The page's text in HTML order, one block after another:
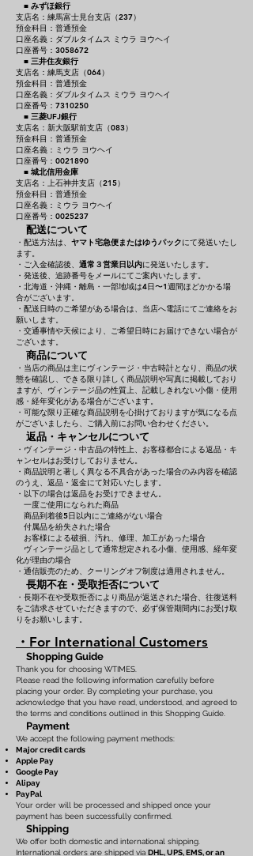
■ みずほ銀行
支店名：練馬富士見台支店（237）
預金科目：普通預金
口座名義：ダブルタイムス ミウラ ヨウヘイ
口座番号：3058672
■ 三井住友銀行
支店名：練馬支店（064）
預金科目：普通預金
口座名義：ダブルタイムス ミウラ ヨウヘイ
口座番号：7310250
■ 三菱UFJ銀行
支店名：新大阪駅前支店（083）
預金科目：普通預金
口座名義：ミウラ ヨウヘイ
口座番号：0021890
■ 城北信用金庫
支店名：上石神井支店（215）
預金科目：普通預金
口座名義：ミウラ ヨウヘイ
口座番号：0025237
配送について
・配送方法は、 ヤマト宅急便またはゆうパックにて発送いたし
ます。
・ご入金確認後、 通常３営業日以内に発送いたします。
・発送後、追跡番号をメールにてご案内いたします。
・北海道・沖縄・離島・一部地域は4日〜1週間ほどかかる場
合がございます。
・配送日時のご希望がある場合は、当店へ電話にてご連絡をお
願いします。
・交通事情や天候により、ご希望日時にお届けできない場合が
ございます。
商品について
・当店の商品は主にヴィンテージ・中古時計となり、商品の状
態を確認し、できる限り詳しく商品説明や写真に掲載しており
ますが、ヴィンテージ品の性質上、記載しきれない小傷・使用
感・経年変化がある場合がございます。
・可能な限り正確な商品説明を心掛けておりますが気になる点
がございましたら、ご購入前にお問い合わせください。
返品・キャンセルについて
・ヴィンテージ・中古品の特性上、お客様都合による返品・キ
ャンセルはお受けしておりません。
・商品説明と著しく異なる不具合があった場合のみ内容を確認
のうえ、返品・返金にて対応いたします。
・以下の場合は返品をお受けできません。
一度ご使用になられた商品
商品到着後5日以内にご連絡がない場合
付属品を紛失された場合
お客様による破損、汚れ、修理、加工があった場合
ヴィンテージ品として通常想定される小傷、使用感、経年変
化が理由の場合
・通信販売のため、クーリングオフ制度は適用されません。
長期不在・受取拒否について
・長期不在や受取拒否により商品が返送された場合、往復送料
をご請求させていただきますので、必ず保管期間内にお受け取
りをお願いします。
・For International Customers
Shopping Guide
Thank you for choosing WTIMES.
Please read the following information carefully before
placing your order. By completing your purchase, you
acknowledge that you have read, understood, and agreed to
the terms and conditions outlined in this Shopping Guide.
Payment
We accept the following payment methods:
Major credit cards
Apple Pay
Google Pay
Alipay
PayPal
Your order will be processed and shipped once your
payment has been successfully confirmed.
Shipping
We offer both domestic and international shipping.
International orders are shipped via DHL, UPS, EMS, or an